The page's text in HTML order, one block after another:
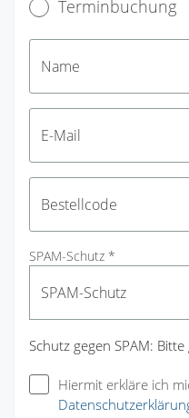
Terminbuchung
SPAM-Schutz *
Schutz gegen SPAM:
Hiermit erkläre ich